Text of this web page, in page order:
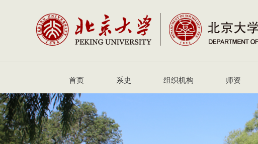
首页 系史 组织机构 师资